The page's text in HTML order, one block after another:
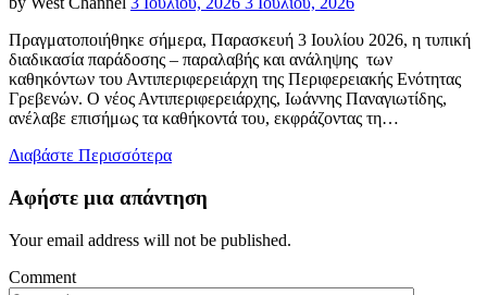
Πραγματοποιήθηκε σήμερα, Παρασκευή 3 Ιουλίου 2026, η τυπική
διαδικασία παράδοσης – παραλαβής και ανάληψης των
καθηκόντων του Αντιπεριφερειάρχη της Περιφερειακής Ενότητας
Γρεβενών. Ο νέος Αντιπεριφερειάρχης, Ιωάννης Παναγιωτίδης,
ανέλαβε επισήμως τα καθήκοντά του, εκφράζοντας τη…
Διαβάστε Περισσότερα
Αφήστε μια απάντηση
Your email address will not be published.
Comment